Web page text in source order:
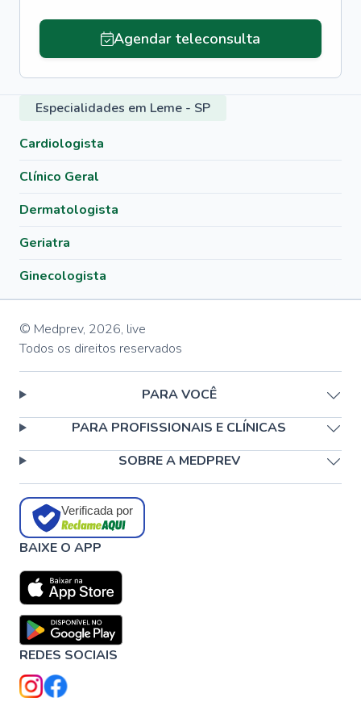
Agendar teleconsulta
Especialidades em Leme - SP
Cardiologista
Clínico Geral
Dermatologista
Geriatra
Ginecologista
© Medprev, 2026, live
Todos os direitos reservados
PARA VOCÊ
PARA PROFISSIONAIS E CLÍNICAS
SOBRE A MEDPREV
Verificada por
BAIXE O APP
REDES SOCIAIS